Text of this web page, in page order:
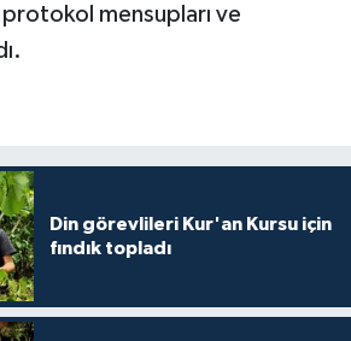
mensupları ve
Din görevlileri Kur'an Kursu için
fındık topladı